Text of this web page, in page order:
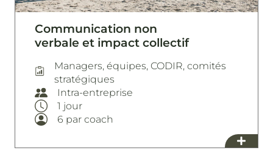
Communication non
verbale et impact collectif
Managers, équipes, CODIR, comités
stratégiques
Intra-entreprise
1 jour
6 par coach